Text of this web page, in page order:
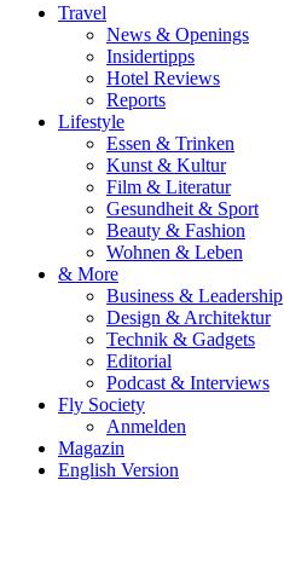
Travel
News & Openings
Insidertipps
Hotel Reviews
Reports
Lifestyle
Essen & Trinken
Kunst & Kultur
Film & Literatur
Gesundheit & Sport
Beauty & Fashion
Wohnen & Leben
& More
Business & Leadership
Design & Architektur
Technik & Gadgets
Editorial
Podcast & Interviews
Fly Society
Anmelden
Magazin
English Version